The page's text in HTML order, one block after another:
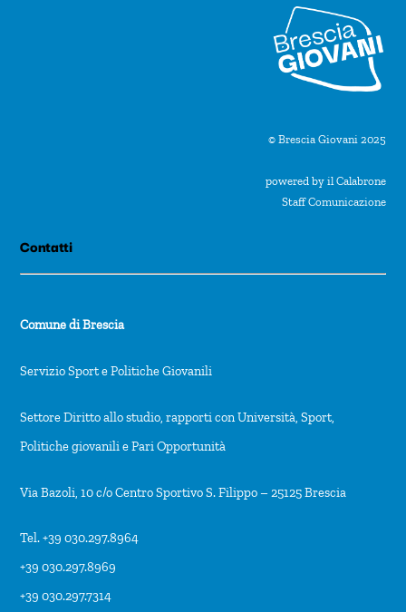
© Brescia Giovani 2025
powered by il Calabrone
Staff Comunicazione
Contatti
Comune di Brescia
Servizio Sport e Politiche Giovanili
Settore Diritto allo studio, rapporti con Università, Sport,
Politiche giovanili e Pari Opportunità
Via Bazoli, 10 c/o Centro Sportivo S. Filippo – 25125 Brescia
Tel. +39 030.297.8964
+39 030.297.8969
+39 030.297.7314